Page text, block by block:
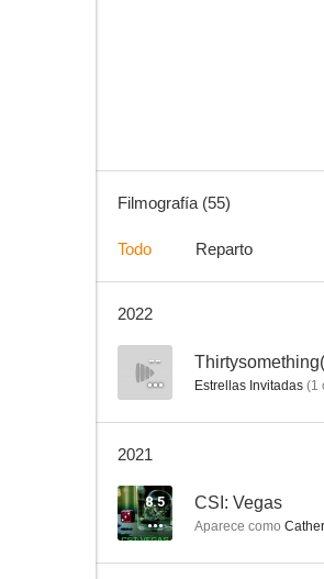
Filmografía (55)
Todo Reparto
2022
--
Estrellas Invitadas (1
2021
8.5 CSI: Vegas
Aparece como